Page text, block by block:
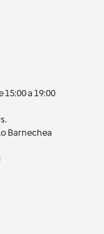
15:00 a 19:00
Barnechea